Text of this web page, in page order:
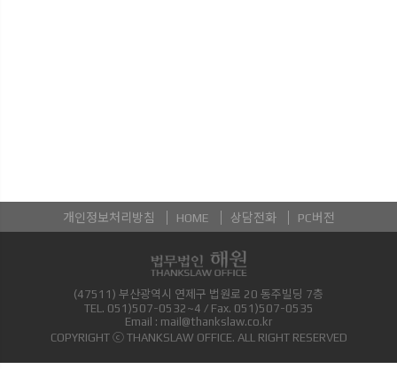
개인정보처리방침 HOME 상담전화 PC버전
(47511) 부산광역시 연제구 법원로 20 동주빌딩 7층
TEL. 051)507-0532~4 / Fax. 051)507-0535
Email : mail@thankslaw.co.kr
COPYRIGHT ⓒ THANKSLAW OFFICE. ALL RIGHT RESERVED